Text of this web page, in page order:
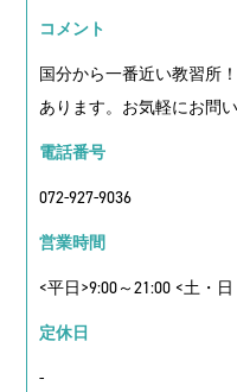
コメント
国分から一番近い教習所
あります。お気軽にお問
電話番号
072-927-9036
営業時間
<平日>9:00～21:00 <土・
定休日
-